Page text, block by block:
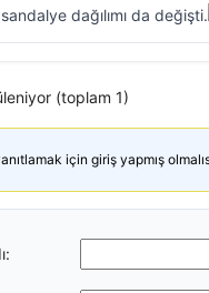
dağılımı da değişti.
(toplam 1)
için giriş yapmış